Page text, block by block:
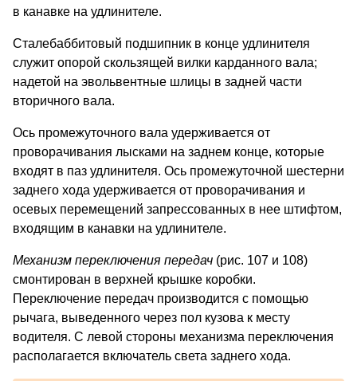
в канавке на удлинителе.
Сталебаббитовый подшипник в конце удлинителя
служит опорой скользящей вилки карданного вала;
надетой на эвольвентные шлицы в задней части
вторичного вала.
Ось промежуточного вала удерживается от
проворачивания лысками на заднем конце, которые
входят в паз удлинителя. Ось промежуточной шестерни
заднего хода удерживается от проворачивания и
осевых перемещений запрессованных в нее штифтом,
входящим в канавки на удлинителе.
Механизм переключения передач (рис. 107 и 108)
смонтирован в верхней крышке коробки.
Переключение передач производится с помощью
рычага, выведенного через пол кузова к месту
водителя. С левой стороны механизма переключения
располагается включатель света заднего хода.